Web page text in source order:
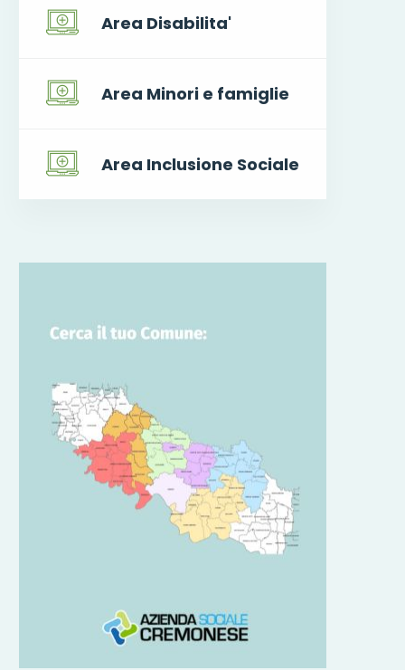
Area Disabilita'
Area Minori e famiglie
Area Inclusione Sociale